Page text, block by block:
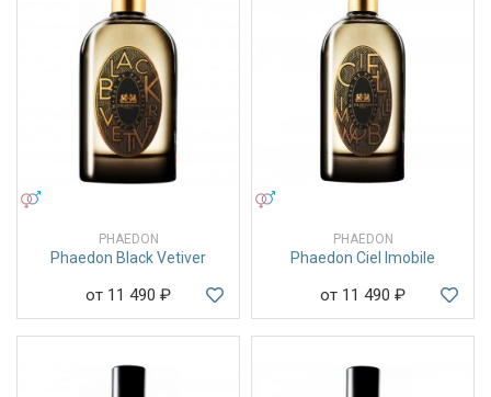
PHAEDON
Phaedon Black Vetiver
от 11 490 ₽
PHAEDON
Phaedon Ciel Imobile
от 11 490 ₽